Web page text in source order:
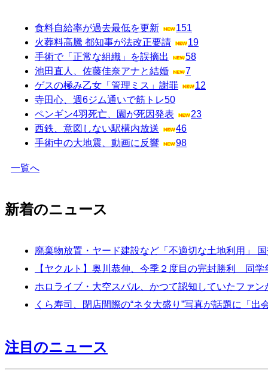
食料自給率が過去最低を更新
151
火葬料高騰 都知事が法改正要請
19
手術で「正常な組織」を誤摘出
58
池田直人、佐藤佳奈アナと結婚
7
ゲスの極み乙女「管理ミス」謝罪
12
寺田心、週6ジム通いで筋トレ50
ペンギン4羽死亡、園が死因発表
23
西鉄、意図しない駅構内放送
46
手術中の大地震、動画に反響
98
一覧へ
新着のニュース
廃棄物放置・ヤード建設など「不適切な土地利用」
【ヤクルト】奥川恭伸、今季２度目の完封勝利 同
ホロライブ・大空スバル、かつて認知していたファン
くら寿司、閉店間際の“ネタ大盛り”写真が話題に「
注目のニュース